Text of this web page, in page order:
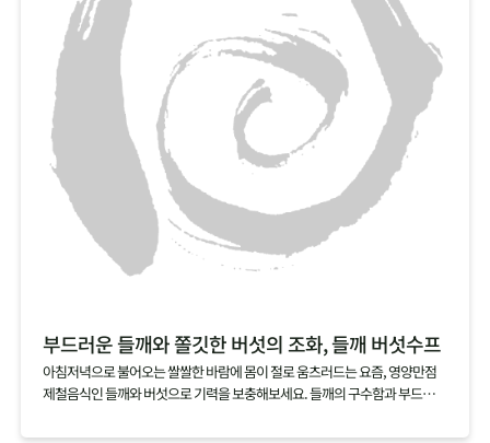
부드러운 들깨와 쫄깃한 버섯의 조화, 들깨 버섯수프
아침저녁으로 불어오는 쌀쌀한 바람에 몸이 절로 움츠러드는 요즘, 영양만점
제철음식인 들깨와 버섯으로 기력을 보충해보세요. 들깨의 구수함과 부드러움
용식이나 브런치 메뉴로도 잘 어울린답니다.